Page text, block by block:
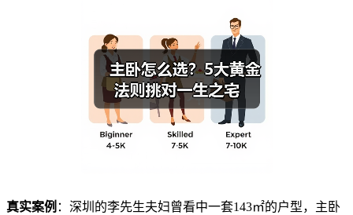
真实案例 ：深圳的李先生夫妇曾看中一套143㎡的户型，主卧